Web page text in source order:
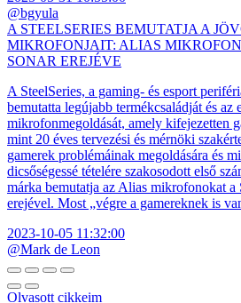
@bgyula
A STEELSERIES BEMUTATJA A
MIKROFONJAIT: ALIAS
SONAR EREJÉVE
A SteelSeries, a gaming- és esport
bemutatta legújabb termékcsaládját és az
mikrofonmegoldását, amely kifejezetten
mint 20 éves tervezési és mérnöki
gamerek problémáinak megoldására és
dicsőségessé tételére szakosodott első
márka bemutatja az Alias mikrofonokat a
erejével. Most „végre a gamereknek is
2023-10-05 11:32:00
@Mark de Leon
Olvasott cikkeim